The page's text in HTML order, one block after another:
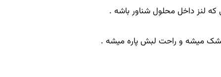
خشک میشه و راحت لبش پاره میشه .